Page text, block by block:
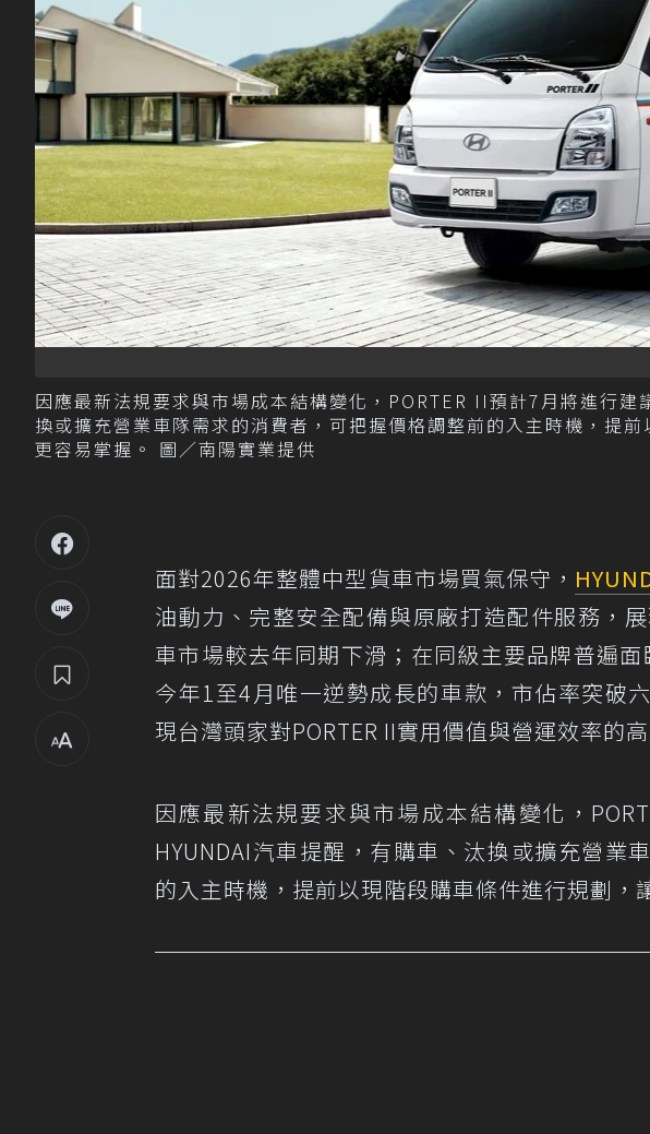
因應最新法規要求與市場成本結構變化，PORTER II預計7月將進行
換或擴充營業車隊需求的消費者，可把握價格調整前的入主時機，提
更容易掌握。 圖／南陽實業提供
面對2026年整體中型貨車市場買氣保守，
油動力、完整安全配備與原廠打造配件服務，
車市場較去年同期下滑；在同級主要品牌普遍
今年1至4月唯一逆勢成長的車款，市佔率突破
現台灣頭家對PORTER II實用價值與營運效率的
因應最新法規要求與市場成本結構變化，
HYUNDAI汽車提醒，有購車、汰換或擴充營業
的入主時機，提前以現階段購車條件進行規劃，